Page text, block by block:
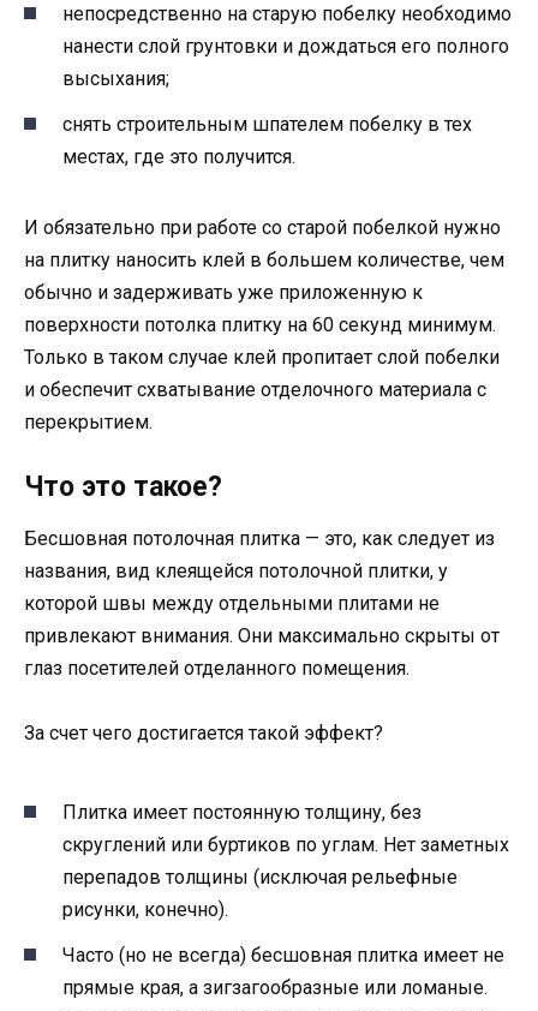
непосредственно на старую побелку необходимо
нанести слой грунтовки и дождаться его полного
высыхания;
снять строительным шпателем побелку в тех
местах, где это получится.
И обязательно при работе со старой побелкой нужно
на плитку наносить клей в большем количестве, чем
обычно и задерживать уже приложенную к
поверхности потолка плитку на 60 секунд минимум.
Только в таком случае клей пропитает слой побелки
и обеспечит схватывание отделочного материала с
перекрытием.
Что это такое?
Бесшовная потолочная плитка — это, как следует из
названия, вид клеящейся потолочной плитки, у
которой швы между отдельными плитами не
привлекают внимания. Они максимально скрыты от
глаз посетителей отделанного помещения.
За счет чего достигается такой эффект?
Плитка имеет постоянную толщину, без
скруглений или буртиков по углам. Нет заметных
перепадов толщины (исключая рельефные
рисунки, конечно).
Часто (но не всегда) бесшовная плитка имеет не
прямые края, а зигзагообразные или ломаные.